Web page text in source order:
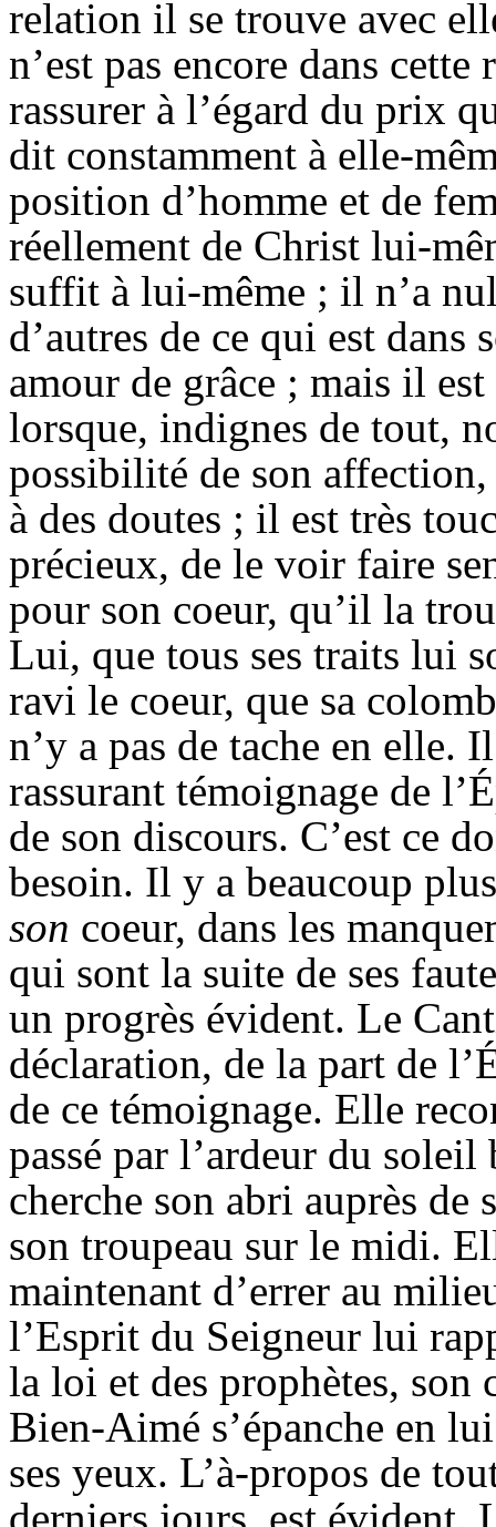
relation il se trouve avec
n’est pas encore dans
rassurer à l’égard du prix
dit constamment à elle-
position d’homme et de
réellement de Christ lui-
suffit à lui-même ; il n’a
d’autres de ce qui est dans
amour de grâce ; mais il
lorsque, indignes de tout,
possibilité de son
à des doutes ; il est très
précieux, de le voir faire
pour son coeur, qu’il la
Lui, que tous ses traits lui
ravi le coeur, que sa
n’y a pas de tache en elle.
rassurant témoignage de
de son discours. C’est ce
besoin. Il y a beaucoup
son coeur, dans les
qui sont la suite de ses
un progrès évident. Le
déclaration, de la part de
de ce témoignage. Elle
passé par l’ardeur du
cherche son abri auprès
son troupeau sur le midi.
maintenant d’errer au
l’Esprit du Seigneur lui
la loi et des prophètes, son
Bien-Aimé s’épanche en
ses yeux. L’à-propos de